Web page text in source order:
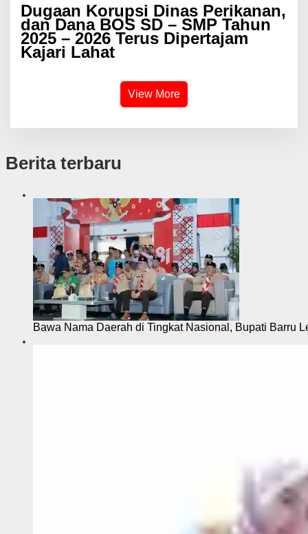
Dugaan Korupsi Dinas Perikanan,
dan Dana BOS SD – SMP Tahun
2025 – 2026 Terus Dipertajam
Kajari Lahat
View More
Berita terbaru
Bawa Nama Daerah di Tingkat Nasional, Bupati Barru